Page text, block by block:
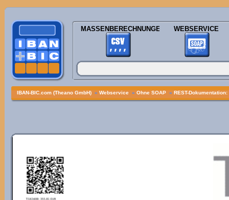
MASSENBERECHNUNGEN WEBSERVICE
IBAN-BIC.com (Theano GmbH) » Webservice » Ohne SOAP » REST-